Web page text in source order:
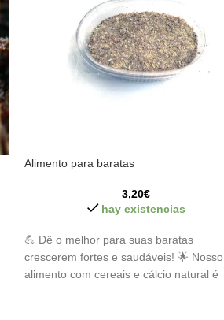
Alimento para baratas
3,20€
hay existencias
💪 Dê o melhor para suas baratas
crescerem fortes e saudáveis! 🌟 Nosso
alimento com cereais e cálcio natural é